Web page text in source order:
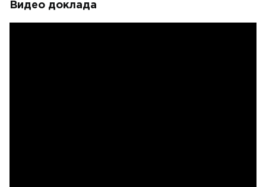
Видео доклада